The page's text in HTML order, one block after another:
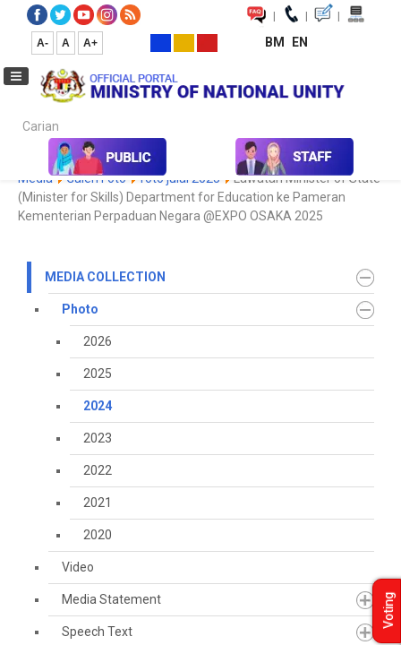
| | |
A- A A+ BM EN
Carian...
Media Media Collection Photo 2024
Koleksi
Media
Galeri Foto foto julai 2025
Lawatan Minister of State
(Minister for Skills) Department for Education ke Pameran
Kementerian Perpaduan Negara @EXPO OSAKA 2025
MEDIA COLLECTION
Photo
2026
2025
2024
2023
2022
2021
2020
Video
Media Statement
Speech Text
Voting